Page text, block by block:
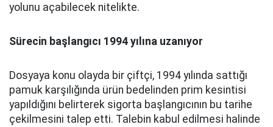
yolunu açabilecek nitelikte.
Sürecin başlangıcı 1994 yılına uzanıyor
Dosyaya konu olayda bir çiftçi, 1994 yılında sattığı
pamuk karşılığında ürün bedelinden prim kesintisi
yapıldığını belirterek sigorta başlangıcının bu tarihe
çekilmesini talep etti. Talebin kabul edilmesi halinde